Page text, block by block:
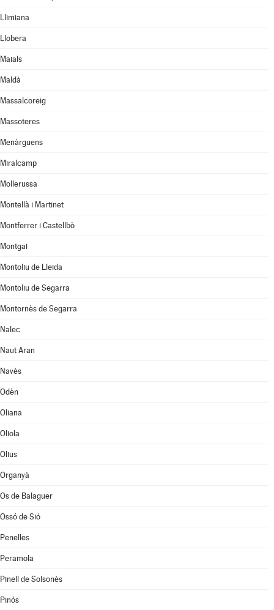
Llimiana
Llobera
Maials
Maldà
Massalcoreig
Massoteres
Menàrguens
Miralcamp
Mollerussa
Montellà i Martinet
Montferrer i Castellbò
Montgai
Montoliu de Lleida
Montoliu de Segarra
Montornès de Segarra
Nalec
Naut Aran
Navès
Odèn
Oliana
Oliola
Olius
Organyà
Os de Balaguer
Ossó de Sió
Penelles
Peramola
Pinell de Solsonès
Pinós